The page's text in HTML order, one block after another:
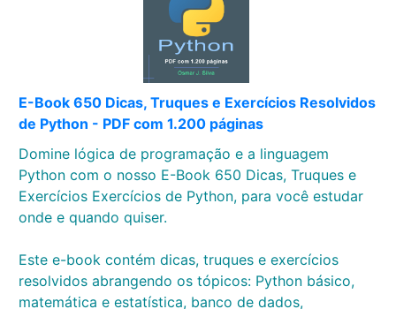
E-Book 650 Dicas, Truques e Exercícios Resolvidos
de Python - PDF com 1.200 páginas
Domine lógica de programação e a linguagem
Python com o nosso E-Book 650 Dicas, Truques e
Exercícios Exercícios de Python, para você estudar
onde e quando quiser.
Este e-book contém dicas, truques e exercícios
resolvidos abrangendo os tópicos: Python básico,
matemática e estatística, banco de dados,